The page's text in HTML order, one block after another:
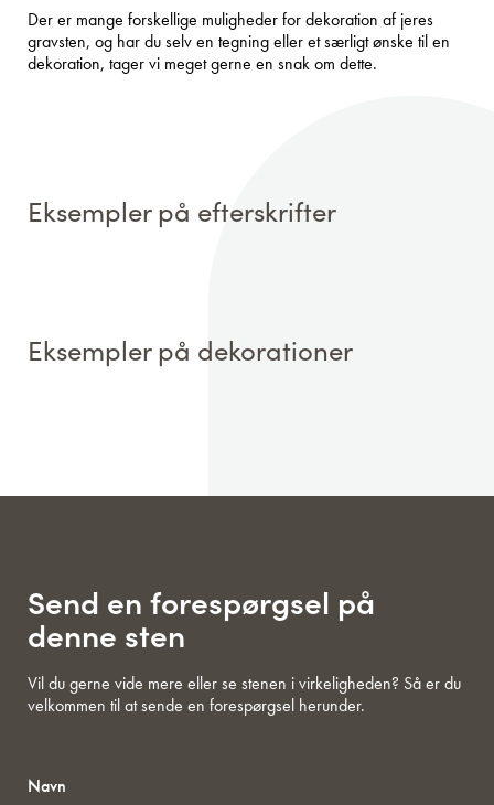
Der er mange forskellige muligheder for dekoration af jeres
gravsten, og har du selv en tegning eller et særligt ønske til en
dekoration, tager vi meget gerne en snak om dette.
Eksempler på efterskrifter
Eksempler på dekorationer
Send en forespørgsel på
denne sten
Vil du gerne vide mere eller se stenen i virkeligheden? Så er du
velkommen til at sende en forespørgsel herunder.